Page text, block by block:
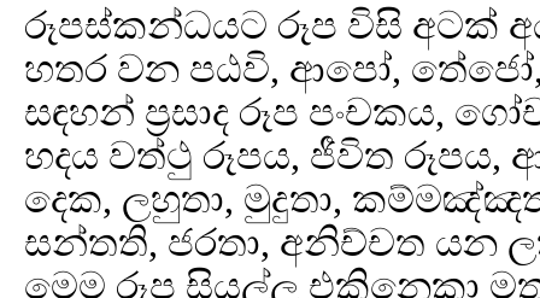
රූපස්කන්ධයට රූප විසි අටක්
හතර වන පඨවි, ආපෝ, තේජෝ,
සඳහන් ප්‍රසාද රූප පංචකය,
හදය වත්ථු රූපය, ජීවිත රූපය,
දෙක, ලහුතා, මුදුතා,
සන්තති, ජරතා, අනිච්චත යන
මෙම රූප සියල්ල එකිනෙකා